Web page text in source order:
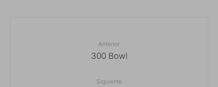
Anterior
300 Bowl
Siguiente